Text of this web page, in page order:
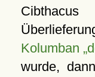
Kolumban
wurde,